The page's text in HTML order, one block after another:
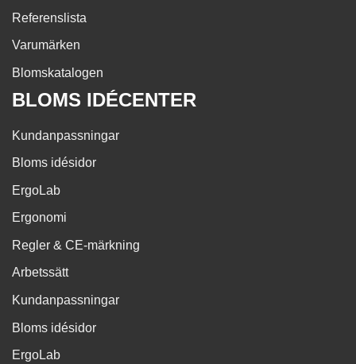
Referenslista
Varumärken
Blomskatalogen
BLOMS IDÉCENTER
Kundanpassningar
Bloms idésidor
ErgoLab
Ergonomi
Regler & CE-märkning
Arbetssätt
Kundanpassningar
Bloms idésidor
ErgoLab